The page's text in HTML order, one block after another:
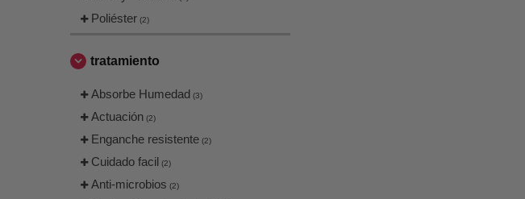
Poliéster (2)
tratamiento
Absorbe Humedad (3)
Actuación (2)
Enganche resistente (2)
Cuidado facil (2)
Anti-microbios (2)